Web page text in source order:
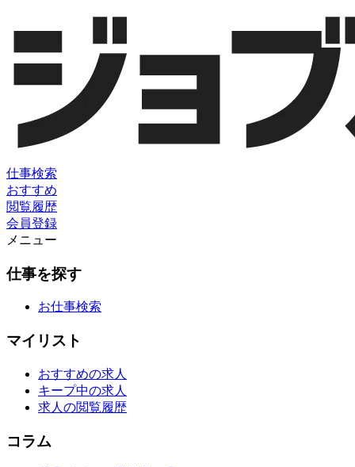
仕事検索
おすすめ
閲覧履歴
会員登録
メニュー
仕事を探す
お仕事検索
マイリスト
おすすめの求人
キープ中の求人
求人の閲覧履歴
コラム